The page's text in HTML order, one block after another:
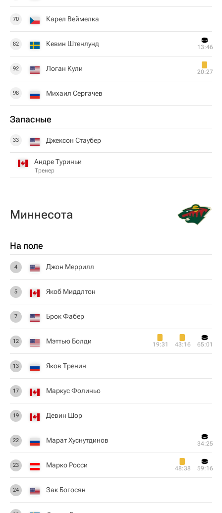
70 Карел Веймелка
82 Кевин Штенлунд 13:46
92 Логан Кули 20:27
98 Михаил Сергачев
Запасные
33 Джексон Стаубер
Андре Туриньи
Тренер
Миннесота
На поле
4 Джон Меррилл
5 Якоб Миддлтон
7 Брок Фабер
12 Мэттью Болди 19:31 43:16 65:01
13 Яков Тренин
17 Маркус Фолиньо
19 Девин Шор
22 Марат Хуснутдинов 34:25
23 Марко Росси 48:38 59:16
24 Зак Богосян